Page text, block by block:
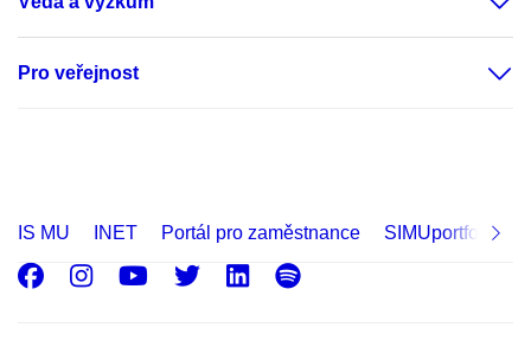
Pro veřejnost
IS MU INET Portál pro zaměstnance SIMUportfolio
Facebook
Instagram
Youtube
Twitter
LinkedIn
Spotify